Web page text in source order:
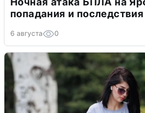
попадания и последствия
6 августа 0